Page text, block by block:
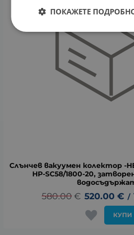
Слънчев вакуумен колектор -
HP-SC58/1800-20,
580.00€ 520.00 € /
КУПИ
ПОКАЖЕТЕ